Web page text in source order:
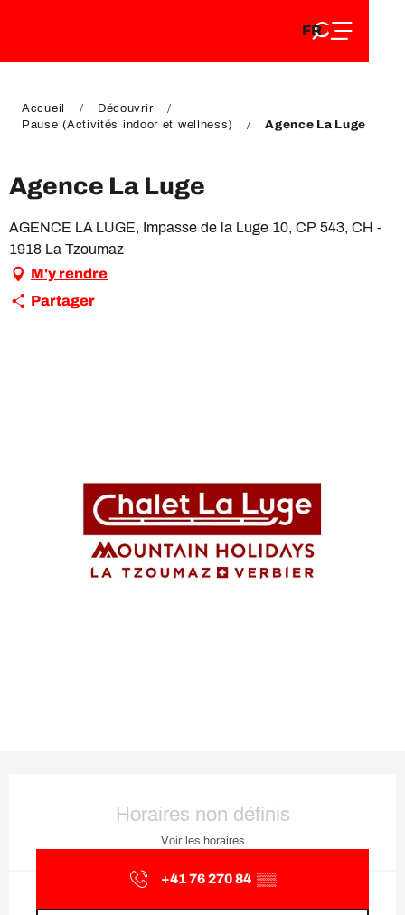
DE
FR
EN
Accueil
Découvrir
Pause (Activités indoor et wellness)
Agence La Luge
Agence La Luge
AGENCE LA LUGE, Impasse de la Luge 10, CP 543, CH -
1918 La Tzoumaz
M'y rendre
Partager
Horaires non définis
Voir les horaires
+41 76 270 84 ▒▒